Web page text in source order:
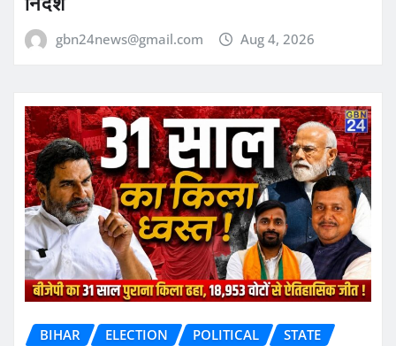
gbn24news@gmail.com Aug 4, 2026
BIHAR ELECTION POLITICAL STATE